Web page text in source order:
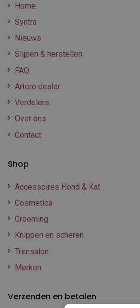
Home
Syntra
Nieuws
Slijpen & herstellen
FAQ
Artero dealer
Verdelers
Over ons
Contact
Shop
Accessoires Hond & Kat
Cosmetica
Grooming
Knippen en scheren
Trimsalon
Merken
Verzenden en betalen